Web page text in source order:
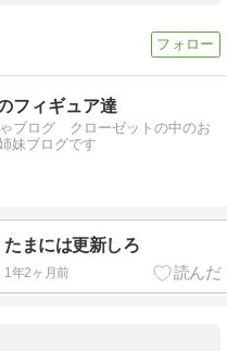
フィギュア達
ブログ クローゼットの中のお
妹ブログです
たまには更新しろ
1年2ヶ月前